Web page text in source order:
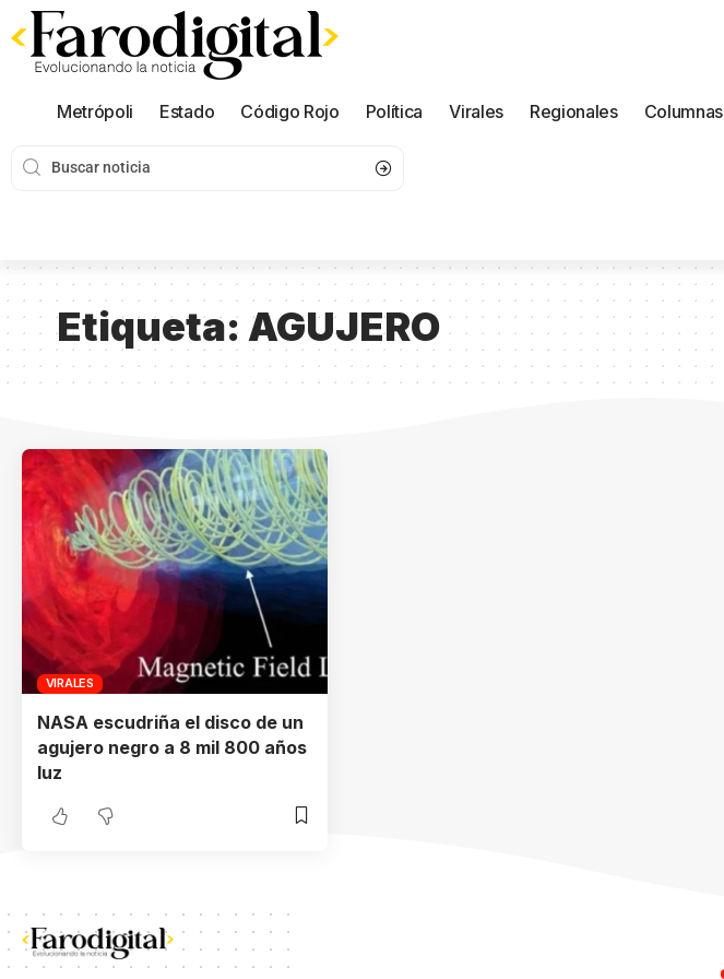
Metrópoli Estado Código Rojo Política Virales Regionales Columnas
Etiqueta: AGUJERO
VIRALES
NASA escudriña el disco de un
agujero negro a 8 mil 800 años
luz